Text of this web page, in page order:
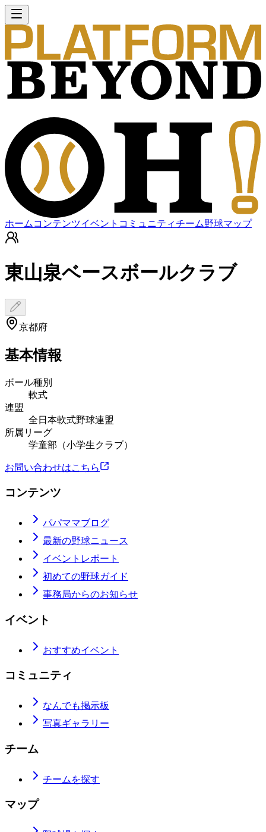
ホーム コンテンツイベント コミュニティチーム野球マップ
東山泉ベースボールクラブ
京都府
基本情報
ボール種別
軟式
連盟
全日本軟式野球連盟
所属リーグ
学童部（小学生クラブ）
お問い合わせはこちら
コンテンツ
パパママブログ
最新の野球ニュース
イベントレポート
初めての野球ガイド
事務局からのお知らせ
イベント
おすすめイベント
コミュニティ
なんでも掲示板
写真ギャラリー
チーム
チームを探す
マップ